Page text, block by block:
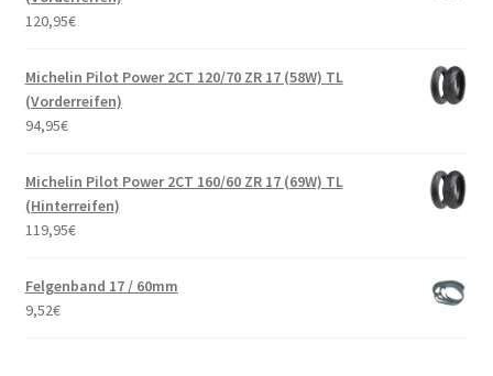
120,95€
Michelin Pilot Power 2CT 120/70 ZR 17 (58W) TL
(Vorderreifen)
94,95€
Michelin Pilot Power 2CT 160/60 ZR 17 (69W) TL
(Hinterreifen)
119,95€
Felgenband 17 / 60mm
9,52€